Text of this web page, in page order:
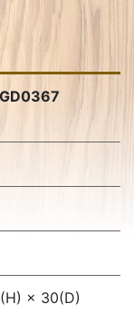
× 30(D)